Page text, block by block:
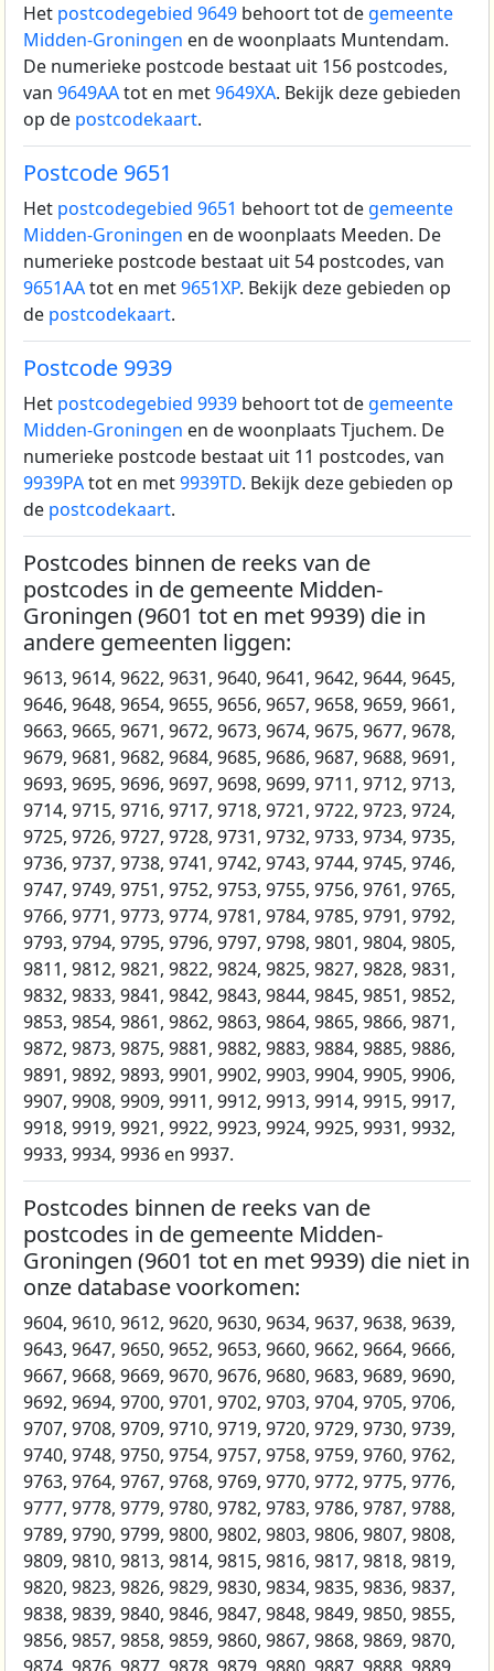
Het postcodegebied 9649 behoort tot de gemeente
Midden-Groningen en de woonplaats Muntendam.
De numerieke postcode bestaat uit 156 postcodes,
van 9649AAtot en met9649XA. Bekijk deze gebieden
op de postcodekaart.
Postcode 9651
Het postcodegebied 9651 behoort tot de gemeente
Midden-Groningen en de woonplaats Meeden. De
numerieke postcode bestaat uit 54 postcodes, van
9651AAtot en met9651XP. Bekijk deze gebieden op
de postcodekaart.
Postcode 9939
Het postcodegebied 9939 behoort tot de gemeente
Midden-Groningen en de woonplaats Tjuchem. De
numerieke postcode bestaat uit 11 postcodes, van
9939PAtot en met9939TD. Bekijk deze gebieden op
de postcodekaart.
Postcodes binnen de reeks van de
postcodes in de gemeente Midden-
Groningen (9601 tot en met 9939) die in
andere gemeenten liggen:
9613, 9614, 9622, 9631, 9640, 9641, 9642, 9644, 9645,
9646, 9648, 9654, 9655, 9656, 9657, 9658, 9659, 9661,
9663, 9665, 9671, 9672, 9673, 9674, 9675, 9677, 9678,
9679, 9681, 9682, 9684, 9685, 9686, 9687, 9688, 9691,
9693, 9695, 9696, 9697, 9698, 9699, 9711, 9712, 9713,
9714, 9715, 9716, 9717, 9718, 9721, 9722, 9723, 9724,
9725, 9726, 9727, 9728, 9731, 9732, 9733, 9734, 9735,
9736, 9737, 9738, 9741, 9742, 9743, 9744, 9745, 9746,
9747, 9749, 9751, 9752, 9753, 9755, 9756, 9761, 9765,
9766, 9771, 9773, 9774, 9781, 9784, 9785, 9791, 9792,
9793, 9794, 9795, 9796, 9797, 9798, 9801, 9804, 9805,
9811, 9812, 9821, 9822, 9824, 9825, 9827, 9828, 9831,
9832, 9833, 9841, 9842, 9843, 9844, 9845, 9851, 9852,
9853, 9854, 9861, 9862, 9863, 9864, 9865, 9866, 9871,
9872, 9873, 9875, 9881, 9882, 9883, 9884, 9885, 9886,
9891, 9892, 9893, 9901, 9902, 9903, 9904, 9905, 9906,
9907, 9908, 9909, 9911, 9912, 9913, 9914, 9915, 9917,
9918, 9919, 9921, 9922, 9923, 9924, 9925, 9931, 9932,
9933, 9934, 9936 en 9937.
Postcodes binnen de reeks van de
postcodes in de gemeente Midden-
Groningen (9601 tot en met 9939) die niet in
onze database voorkomen:
9604, 9610, 9612, 9620, 9630, 9634, 9637, 9638, 9639,
9643, 9647, 9650, 9652, 9653, 9660, 9662, 9664, 9666,
9667, 9668, 9669, 9670, 9676, 9680, 9683, 9689, 9690,
9692, 9694, 9700, 9701, 9702, 9703, 9704, 9705, 9706,
9707, 9708, 9709, 9710, 9719, 9720, 9729, 9730, 9739,
9740, 9748, 9750, 9754, 9757, 9758, 9759, 9760, 9762,
9763, 9764, 9767, 9768, 9769, 9770, 9772, 9775, 9776,
9777, 9778, 9779, 9780, 9782, 9783, 9786, 9787, 9788,
9789, 9790, 9799, 9800, 9802, 9803, 9806, 9807, 9808,
9809, 9810, 9813, 9814, 9815, 9816, 9817, 9818, 9819,
9820, 9823, 9826, 9829, 9830, 9834, 9835, 9836, 9837,
9838, 9839, 9840, 9846, 9847, 9848, 9849, 9850, 9855,
9856, 9857, 9858, 9859, 9860, 9867, 9868, 9869, 9870,